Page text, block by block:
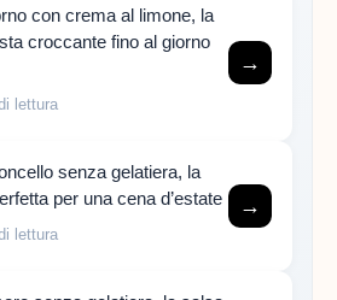
con crema al limone, la
croccante fino al giorno
lettura
→
senza gelatiera, la
per una cena d’estate
lettura
→